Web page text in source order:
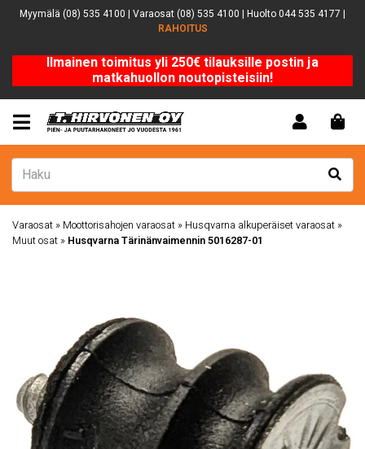
Myymälä (08) 535 4100 | Varaosat (08) 535 4100 | Huolto 044 535 4177 |
RAHOITUS
Ilmainen toimitus yli 250€ tilauksille postin ja
matkahuollon noutopisteisiin!
Varaosat » Moottorisahojen varaosat » Husqvarna alkuperäiset varaosat »
Muut osat » Husqvarna Tärinänvaimennin 5016287-01